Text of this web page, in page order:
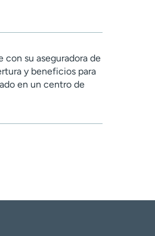
su aseguradora de
y beneficios para
en un centro de